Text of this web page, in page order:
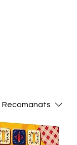
Recomanats